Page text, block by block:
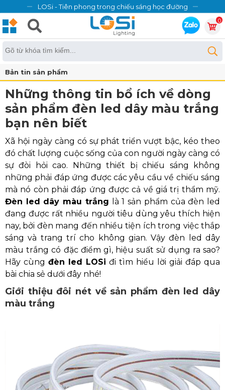
LOSi - Tiên phong trong chiếu sáng học đường
0
Bản tin sản phẩm
Những thông tin bổ ích về dòng
sản phẩm đèn led dây màu trắng
bạn nên biết
Xã hội ngày càng có sự phát triển vượt bậc, kéo theo
đó chất lượng cuộc sống của con người ngày càng có
sự đòi hỏi cao. Những thiết bị chiếu sáng không
những phải đáp ứng được các yêu cầu về chiếu sáng
mà nó còn phải đáp ứng được cả về giá trị thẩm mỹ.
Đèn led dây màu trắng là 1 sản phẩm của đèn led
đang được rất nhiều người tiêu dùng yêu thích hiện
nay, bởi đèn mang đến nhiều tiện ích trong việc thắp
sáng và trang trí cho không gian. Vậy đèn led dây
màu trắng có đặc điểm gì, hiệu suất sử dụng ra sao?
Hãy cùng đèn led LOSi đi tìm hiểu lời giải đáp qua
bài chia sẻ dưới đây nhé!
Giới thiệu đôi nét về sản phẩm đèn led dây
màu trắng